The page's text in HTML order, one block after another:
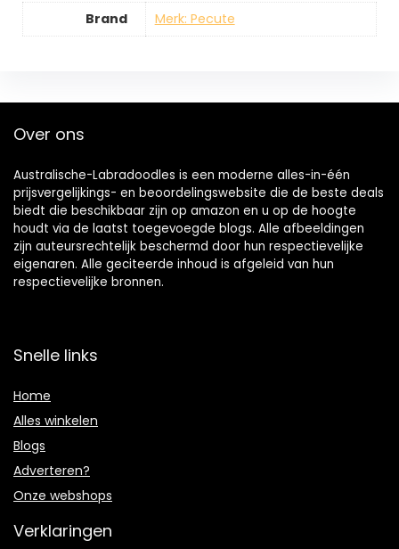
Brand Merk: Pecute
Over ons
Australische-Labradoodles is een moderne alles-in-één
prijsvergelijkings- en beoordelingswebsite die de beste deals
biedt die beschikbaar zijn op amazon en u op de hoogte
houdt via de laatst toegevoegde blogs. Alle afbeeldingen
zijn auteursrechtelijk beschermd door hun respectievelijke
eigenaren. Alle geciteerde inhoud is afgeleid van hun
respectievelijke bronnen.
Snelle links
Home
Alles winkelen
Blogs
Adverteren?
Onze webshops
Verklaringen